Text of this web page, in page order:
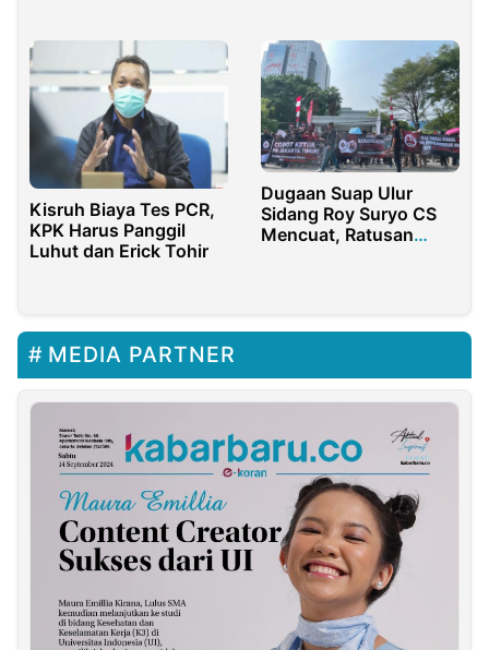
Kisruh Biaya Tes PCR,
KPK Harus Panggil
Luhut dan Erick Tohir
Dugaan Suap Ulur
Sidang Roy Suryo CS
Mencuat, Ratusan
MEDIA PARTNER